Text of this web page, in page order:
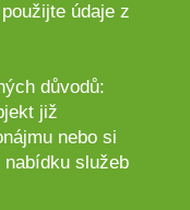
údaje z
důvodů:
již
nebo si
služeb